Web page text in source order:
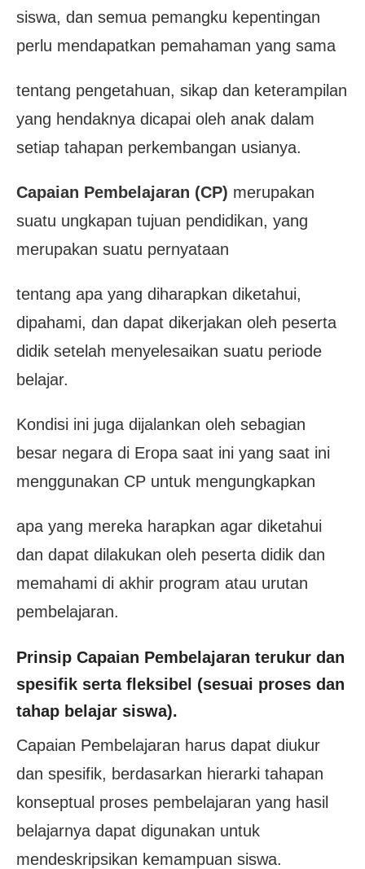
siswa, dan semua pemangku kepentingan
perlu mendapatkan pemahaman yang sama
tentang pengetahuan, sikap dan keterampilan
yang hendaknya dicapai oleh anak dalam
setiap tahapan perkembangan usianya.
Capaian Pembelajaran (CP) merupakan
suatu ungkapan tujuan pendidikan, yang
merupakan suatu pernyataan
tentang apa yang diharapkan diketahui,
dipahami, dan dapat dikerjakan oleh peserta
didik setelah menyelesaikan suatu periode
belajar.
Kondisi ini juga dijalankan oleh sebagian
besar negara di Eropa saat ini yang saat ini
menggunakan CP untuk mengungkapkan
apa yang mereka harapkan agar diketahui
dan dapat dilakukan oleh peserta didik dan
memahami di akhir program atau urutan
pembelajaran.
Prinsip Capaian Pembelajaran terukur dan
spesifik serta fleksibel (sesuai proses dan
tahap belajar siswa).
Capaian Pembelajaran harus dapat diukur
dan spesifik, berdasarkan hierarki tahapan
konseptual proses pembelajaran yang hasil
belajarnya dapat digunakan untuk
mendeskripsikan kemampuan siswa.